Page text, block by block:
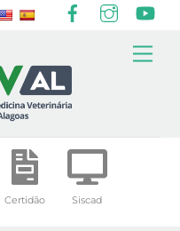
Certidão Siscad